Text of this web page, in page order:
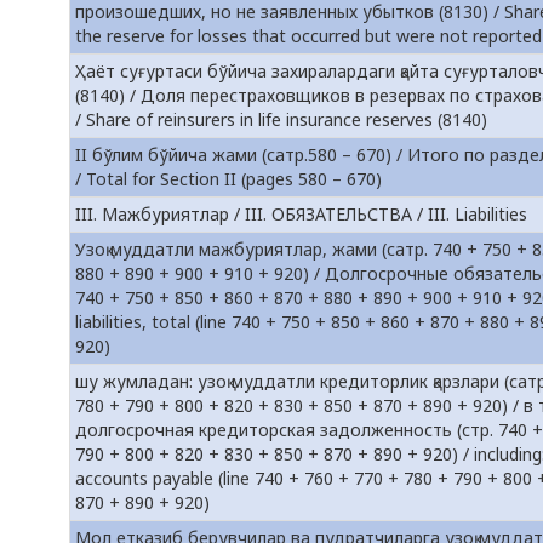
произошедших, но не заявленных убытков (8130) /
the reserve for losses that occurred but were not
Ҳаёт суғуртаси бўйича захиралардаги қайта
(8140) / Доля перестраховщиков в резервах по
/ Share of reinsurers in life insurance reserves (8140)
II бўлим бўйича жами (сатр.580 – 670) / Итого по
/ Total for Section II (pages 580 – 670)
III. Мажбуриятлар / III. ОБЯЗАТЕЛЬСТВА / III. Liabilities
Узоқ муддатли мажбуриятлар, жами (сатр. 740 + 750 +
880 + 890 + 900 + 910 + 920) / Долгосрочные
740 + 750 + 850 + 860 + 870 + 880 + 890 + 900 + 910 +
liabilities, total (line 740 + 750 + 850 + 860 + 870 + 880 +
920)
шу жумладан: узоқ муддатли кредиторлик қарзлари
780 + 790 + 800 + 820 + 830 + 850 + 870 + 890 + 920) / в
долгосрочная кредиторская задолженность (стр. 740
790 + 800 + 820 + 830 + 850 + 870 + 890 + 920) /
accounts payable (line 740 + 760 + 770 + 780 + 790 + 800
870 + 890 + 920)
Мол етказиб берувчилар ва пудратчиларга узоқ